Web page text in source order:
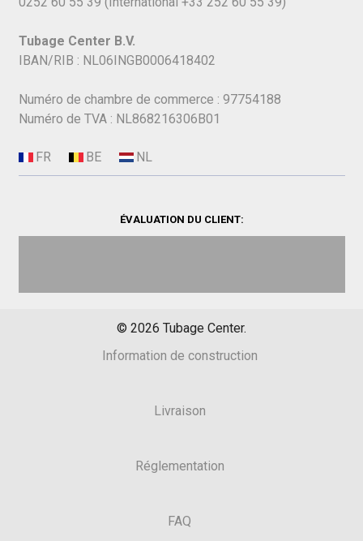
Tubage Center B.V.
IBAN/RIB : NL06INGB0006418402
Numéro de chambre de commerce : 97754188
Numéro de TVA : NL868216306B01
ÉVALUATION DU CLIENT:
© 2026 Tubage Center.
Information de construction
Livraison
Réglementation
FAQ